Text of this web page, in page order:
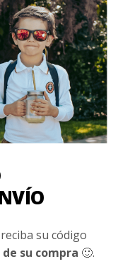
su código
su compra 🙂.